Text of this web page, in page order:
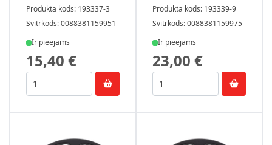
Produkta kods: 193337-3
Svītrkods: 0088381159951
Ir pieejams
15,40 €
Produkta kods: 193339-9
Svītrkods: 0088381159975
Ir pieejams
23,00 €